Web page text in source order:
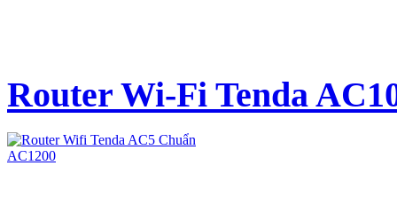
Router Wi-Fi Tenda